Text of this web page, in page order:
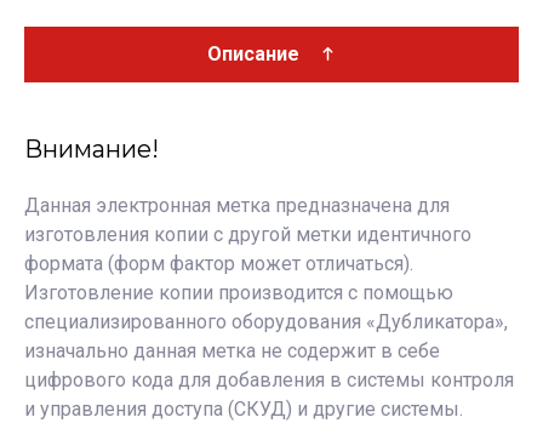
Описание
Внимание!
Данная электронная метка предназначена для
изготовления копии с другой метки идентичного
формата (форм фактор может отличаться).
Изготовление копии производится с помощью
специализированного оборудования «Дубликатора»,
изначально данная метка не содержит в себе
цифрового кода для добавления в системы контроля
и управления доступа (СКУД) и другие системы.